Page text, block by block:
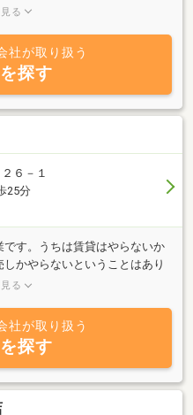
産業界に精通すると共に、豊
紹介すること」が最も重要な
当社スタッフ全員がこれと同
１．契約時における経費削減
当者様への業務負担軽減で
に行うことをモットーとして
軽にお問い合わせ下さい。ま
専門スタッフも多数在籍して
部屋探しのご入居者様、その
までお気軽にお問い合わせ下
る
社が取り扱う
探す
６－１
25分
す。うちは賃貸はやらないか
かやらないということはあり
の仲介から買い取りまで不動
ウスメーカーで住宅の設計を
いのご提案ができます。また
も、ファイナンシャルプラン
専門スタッフが丁寧にお答え
の生活を応援するアクトは、
合わせて物件をご紹介するの
る
社が取り扱う
探す